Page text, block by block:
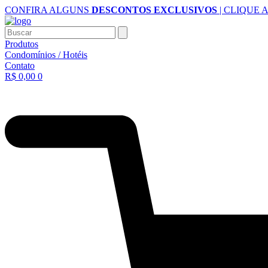
Ir
para
o
conteúdo
CONFIRA ALGUNS DESCONTOS EXCLUSIVOS | CLIQUE
Buscar
Produtos
Condomínios / Hotéis
Contato
R$ 0,00 0